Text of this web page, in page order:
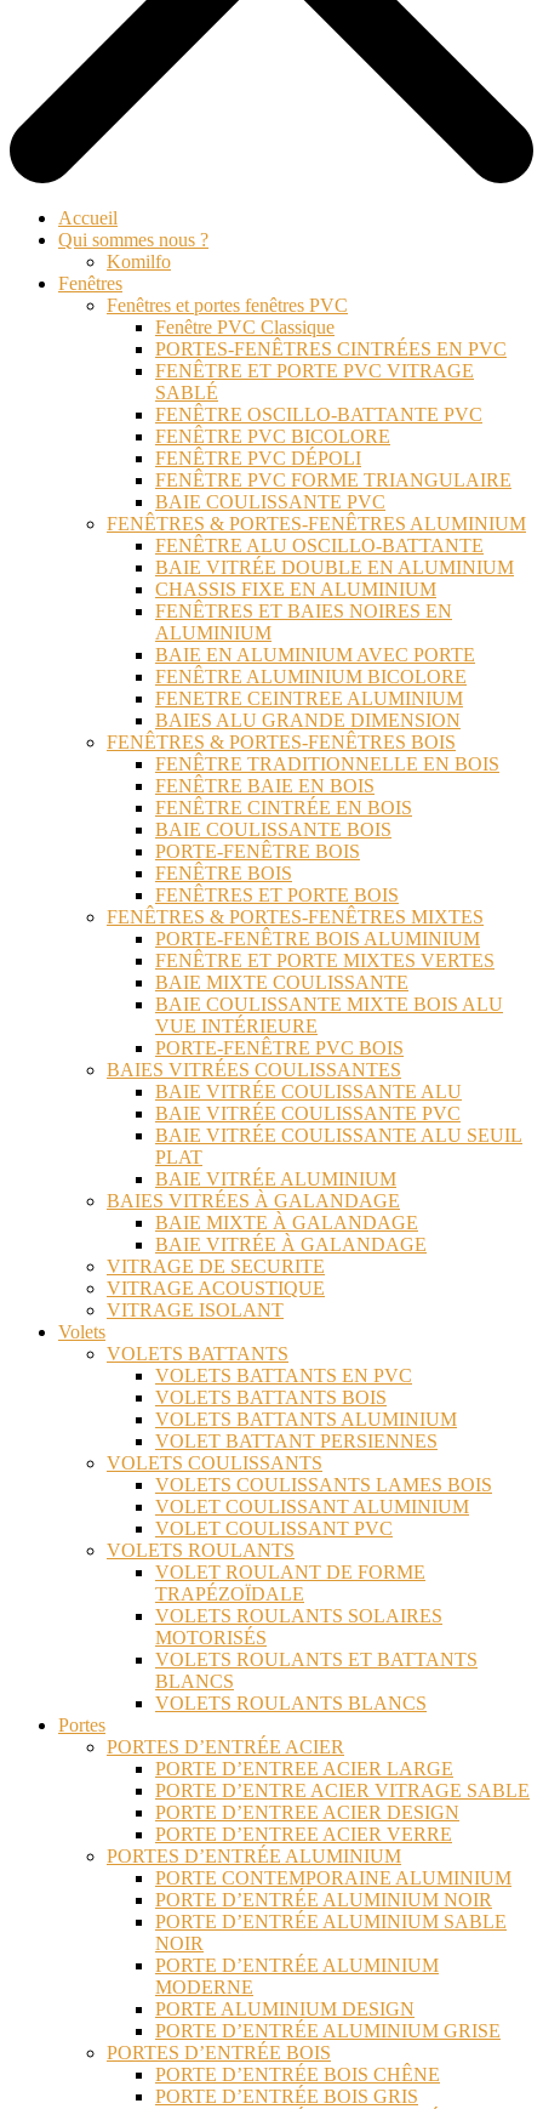
Accueil
Qui sommes nous ?
Komilfo
Fenêtres
Fenêtres et portes fenêtres PVC
Fenêtre PVC Classique
PORTES-FENÊTRES CINTRÉES EN PVC
FENÊTRE ET PORTE PVC VITRAGE
SABLÉ
FENÊTRE OSCILLO-BATTANTE PVC
FENÊTRE PVC BICOLORE
FENÊTRE PVC DÉPOLI
FENÊTRE PVC FORME TRIANGULAIRE
BAIE COULISSANTE PVC
FENÊTRES & PORTES-FENÊTRES ALUMINIUM
FENÊTRE ALU OSCILLO-BATTANTE
BAIE VITRÉE DOUBLE EN ALUMINIUM
CHASSIS FIXE EN ALUMINIUM
FENÊTRES ET BAIES NOIRES EN
ALUMINIUM
BAIE EN ALUMINIUM AVEC PORTE
FENÊTRE ALUMINIUM BICOLORE
FENETRE CEINTREE ALUMINIUM
BAIES ALU GRANDE DIMENSION
FENÊTRES & PORTES-FENÊTRES BOIS
FENÊTRE TRADITIONNELLE EN BOIS
FENÊTRE BAIE EN BOIS
FENÊTRE CINTRÉE EN BOIS
BAIE COULISSANTE BOIS
PORTE-FENÊTRE BOIS
FENÊTRE BOIS
FENÊTRES ET PORTE BOIS
FENÊTRES & PORTES-FENÊTRES MIXTES
PORTE-FENÊTRE BOIS ALUMINIUM
FENÊTRE ET PORTE MIXTES VERTES
BAIE MIXTE COULISSANTE
BAIE COULISSANTE MIXTE BOIS ALU
VUE INTÉRIEURE
PORTE-FENÊTRE PVC BOIS
BAIES VITRÉES COULISSANTES
BAIE VITRÉE COULISSANTE ALU
BAIE VITRÉE COULISSANTE PVC
BAIE VITRÉE COULISSANTE ALU SEUIL
PLAT
BAIE VITRÉE ALUMINIUM
BAIES VITRÉES À GALANDAGE
BAIE MIXTE À GALANDAGE
BAIE VITRÉE À GALANDAGE
VITRAGE DE SECURITE
VITRAGE ACOUSTIQUE
VITRAGE ISOLANT
Volets
VOLETS BATTANTS
VOLETS BATTANTS EN PVC
VOLETS BATTANTS BOIS
VOLETS BATTANTS ALUMINIUM
VOLET BATTANT PERSIENNES
VOLETS COULISSANTS
VOLETS COULISSANTS LAMES BOIS
VOLET COULISSANT ALUMINIUM
VOLET COULISSANT PVC
VOLETS ROULANTS
VOLET ROULANT DE FORME
TRAPÉZOÏDALE
VOLETS ROULANTS SOLAIRES
MOTORISÉS
VOLETS ROULANTS ET BATTANTS
BLANCS
VOLETS ROULANTS BLANCS
Portes
PORTES D’ENTRÉE ACIER
PORTE D’ENTREE ACIER LARGE
PORTE D’ENTRE ACIER VITRAGE SABLE
PORTE D’ENTREE ACIER DESIGN
PORTE D’ENTREE ACIER VERRE
PORTES D’ENTRÉE ALUMINIUM
PORTE CONTEMPORAINE ALUMINIUM
PORTE D’ENTRÉE ALUMINIUM NOIR
PORTE D’ENTRÉE ALUMINIUM SABLE
NOIR
PORTE D’ENTRÉE ALUMINIUM
MODERNE
PORTE ALUMINIUM DESIGN
PORTE D’ENTRÉE ALUMINIUM GRISE
PORTES D’ENTRÉE BOIS
PORTE D’ENTRÉE BOIS CHÊNE
PORTE D’ENTRÉE BOIS GRIS